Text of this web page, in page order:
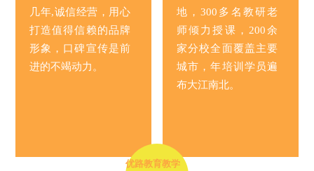
几年,诚信经营，用心
打造值得信赖的品牌
形象，口碑宣传是前
进的不竭动力。
地，300多名教研老
师倾力授课，200余
家分校全面覆盖主要
城市，年培训学员遍
布大江南北。
优路教育教学